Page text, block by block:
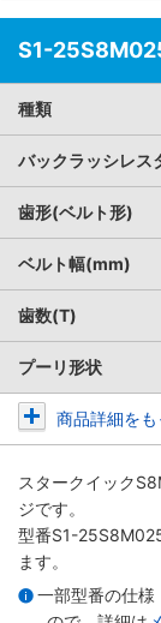
S1-
種類
バックラッシレス
歯形(ベルト形)
ベルト幅(mm)
歯数(T)
プーリ形状
商品詳細を
スタークイック
ジです。
型番S1-
ます。
一部型番の仕様